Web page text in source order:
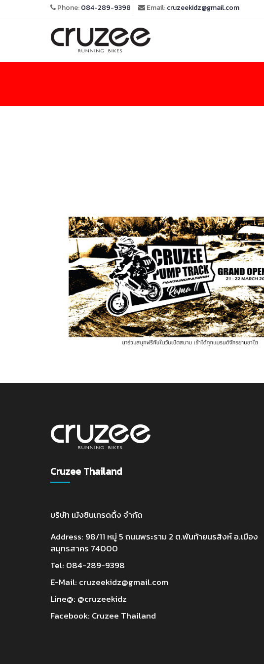
Phone:084-289-9398 Email:cruzeekidz@gmail.com
Cruzee Thailand
บริษัท เม้งซินเทรดดิ้ง จำกัด
Address: 98/11 หมู่ 5 ถนนพระราม 2 ต.พันท้ายนรสิงห์ อ.เมือง
สมุทรสาคร 74000
Tel: 084-289-9398
E-Mail: cruzeekidz@gmail.com
Line@: @cruzeekidz
Facebook: Cruzee Thailand